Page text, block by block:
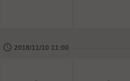
🕔 2018/11/10 11:00